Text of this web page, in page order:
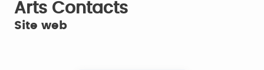
Arts Contacts
Site web